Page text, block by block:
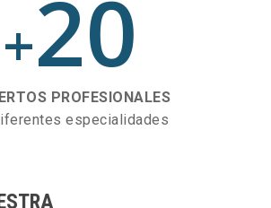
+20
PROFESIONALES
especialidades